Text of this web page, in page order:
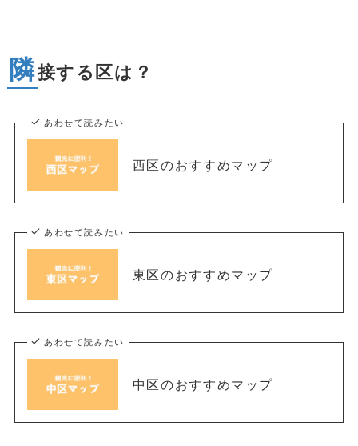
隣接する区は？
あわせて読みたい
西区のおすすめマップ
あわせて読みたい
東区のおすすめマップ
あわせて読みたい
中区のおすすめマップ